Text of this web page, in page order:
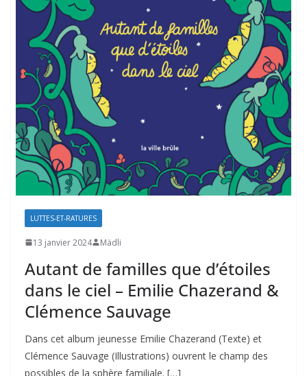
LUTTES-ET-RATURES
13 janvier 2024 Mädli
Autant de familles que d’étoiles
dans le ciel – Emilie Chazerand &
Clémence Sauvage
Dans cet album jeunesse Emilie Chazerand (Texte) et
Clémence Sauvage (Illustrations) ouvrent le champ des
possibles de la sphère familiale. […]